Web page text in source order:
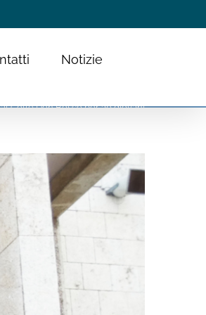
Notizie
Colle Don Bosco per 30 giovani